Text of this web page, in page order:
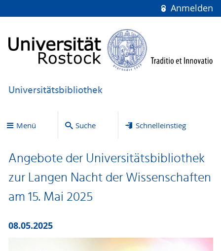
Anmelden
Universitätsbibliothek
Menü Suche Schnelleinstieg
Angebote der Universitätsbibliothek
zur Langen Nacht der Wissenschaften
am 15. Mai 2025
08.05.2025